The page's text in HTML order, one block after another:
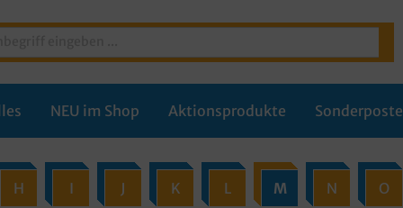
NEU im Shop Aktionsprodukte
H I J K L M N O